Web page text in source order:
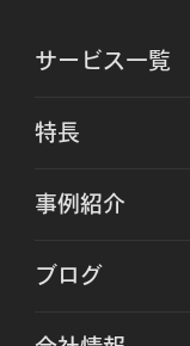
サービス一覧
特長
事例紹介
ブログ